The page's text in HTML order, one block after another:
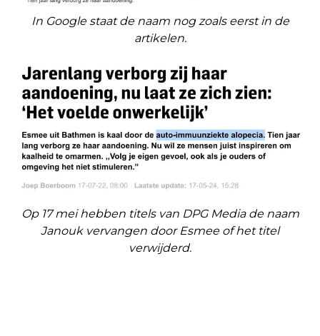
In Google staat de naam nog zoals eerst in de
artikelen.
Op 17 mei hebben titels van DPG Media de naam
Janouk vervangen door Esmee of het titel
verwijderd.